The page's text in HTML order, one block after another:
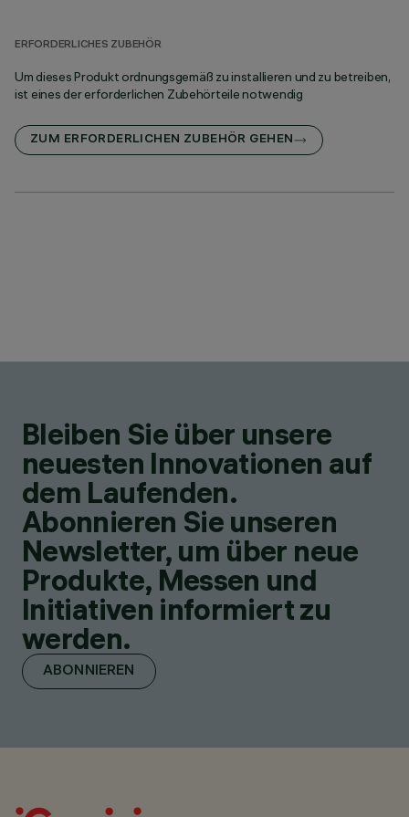
ERFORDERLICHES ZUBEHÖR
Um dieses Produkt ordnungsgemäß zu installieren und zu betreiben,
ist eines der erforderlichen Zubehörteile notwendig
ZUM ERFORDERLICHEN ZUBEHÖR GEHEN
Bleiben Sie über unsere
neuesten Innovationen auf
dem Laufenden.
Abonnieren Sie unseren
Newsletter, um über neue
Produkte, Messen und
Initiativen informiert zu
werden.
ABONNIEREN